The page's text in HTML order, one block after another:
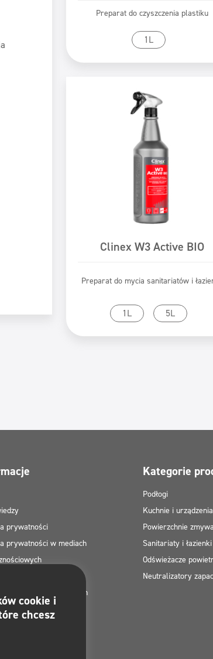
Preparat do czyszczenia plastiku
1L
Przejdź do produktu
Clinex W3 Active BIO
Preparat do mycia sanitariatów i
1L 5L
Przejdź do produktu
prywatności
prywatności w mediach
z Funduszy Europejskich
Kategorie
Podłogi
Kuchnie i urządzenia
Powierzchnie
Sanitariaty i łazienki
Odświeżacze
Neutralizatory
cookie i
chcesz